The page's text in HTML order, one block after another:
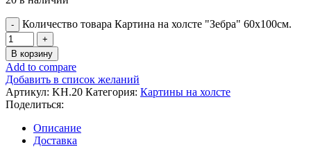
Количество товара Картина на холсте "Зебра" 60х100см.
В корзину
Add to compare
Добавить в список желаний
Артикул: KH.20 Категория: Картины на холсте
Поделиться:
Описание
Доставка